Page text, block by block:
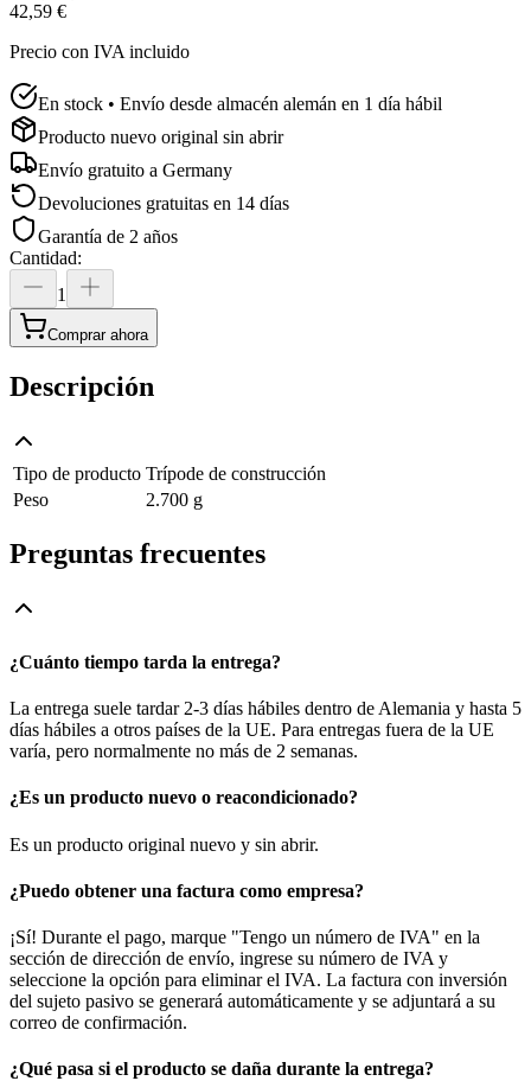
42,59 €
Precio con IVA incluido
En stock • Envío desde almacén alemán en 1 día hábil
Producto nuevo original sin abrir
Envío gratuito a Germany
Devoluciones gratuitas en 14 días
Garantía de 2 años
Cantidad:
1
Comprar ahora
Descripción
Tipo de producto Trípode de construcción
Peso
2.700 g
Preguntas frecuentes
¿Cuánto tiempo tarda la entrega?
La entrega suele tardar 2-3 días hábiles dentro de Alemania y hasta 5
días hábiles a otros países de la UE. Para entregas fuera de la UE
varía, pero normalmente no más de 2 semanas.
¿Es un producto nuevo o reacondicionado?
Es un producto original nuevo y sin abrir.
¿Puedo obtener una factura como empresa?
¡Sí! Durante el pago, marque "Tengo un número de IVA" en la
sección de dirección de envío, ingrese su número de IVA y
seleccione la opción para eliminar el IVA. La factura con inversión
del sujeto pasivo se generará automáticamente y se adjuntará a su
correo de confirmación.
¿Qué pasa si el producto se daña durante la entrega?